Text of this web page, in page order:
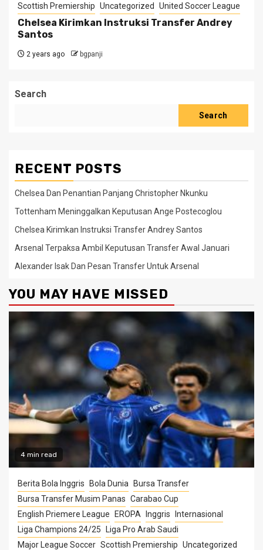
Scottish Premiership Uncategorized United Soccer League
Chelsea Kirimkan Instruksi Transfer Andrey
Santos
2 years ago bgpanji
Search
Search
RECENT POSTS
Chelsea Dan Penantian Panjang Christopher Nkunku
Tottenham Meninggalkan Keputusan Ange Postecoglou
Chelsea Kirimkan Instruksi Transfer Andrey Santos
Arsenal Terpaksa Ambil Keputusan Transfer Awal Januari
Alexander Isak Dan Pesan Transfer Untuk Arsenal
YOU MAY HAVE MISSED
4 min read
Berita Bola Inggris Bola Dunia
Bursa Transfer
Bursa Transfer Musim Panas Carabao Cup
English Priemere League
EROPA Inggris
Internasional
Liga Champions 24/25
Liga Pro Arab Saudi
Major League Soccer Scottish Premiership Uncategorized